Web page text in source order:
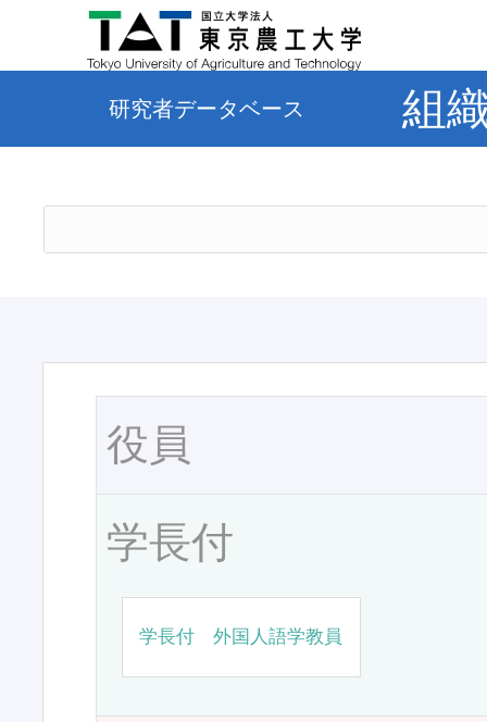
研究者データベース 組
役員
学長付
学長付 外国人語学教員